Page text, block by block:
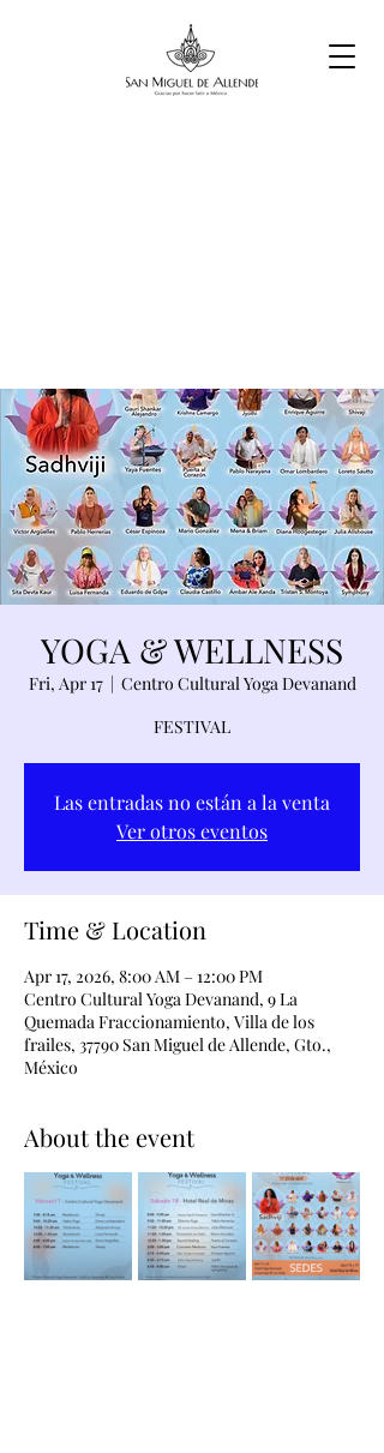
YOGA & WELLNESS
Fri, Apr 17
  |
Centro Cultural Yoga Devanand
FESTIVAL
Las entradas no están a la venta
Ver otros eventos
Time & Location
Apr 17, 2026, 8:00 AM – 12:00 PM
Centro Cultural Yoga Devanand, 9 La
Quemada Fraccionamiento, Villa de los
frailes, 37790 San Miguel de Allende, Gto.,
México
About the event